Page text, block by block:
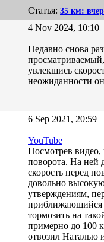
Статья: 35 км:
4 Nov 2024, 10:10
Недавно снова
увлекшись
неожиданности
6 Sep 2021, 20:59
YouTube
Посмотрев видео,
поворота. На ней
скорость перед
довольно
утверждениям,
приближающийся
тормозить на
примерно до 100
отвозил Наталью